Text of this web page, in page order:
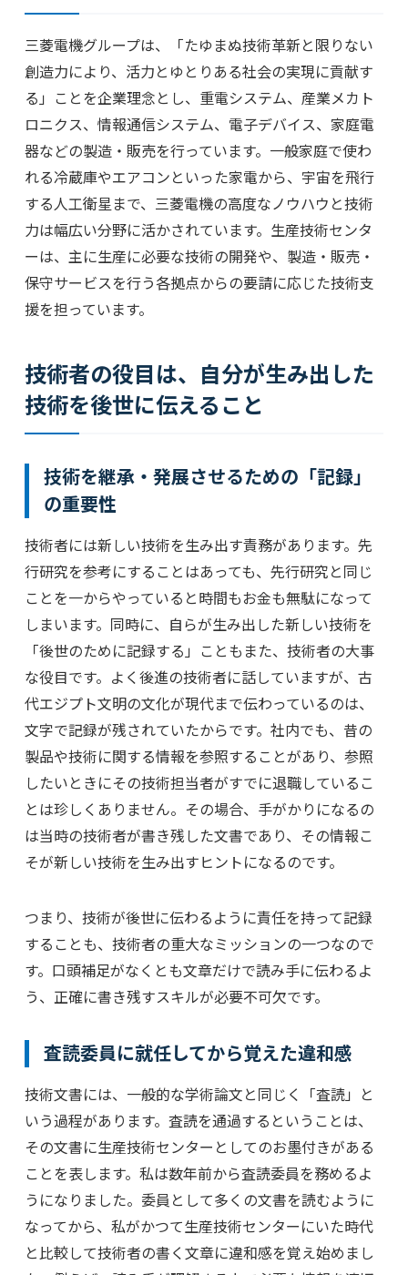
三菱電機グループは、「たゆまぬ技術革新と限りない
創造力により、活力とゆとりある社会の実現に貢献す
る」ことを企業理念とし、重電システム、産業メカト
ロニクス、情報通信システム、電子デバイス、家庭電
器などの製造・販売を行っています。一般家庭で使わ
れる冷蔵庫やエアコンといった家電から、宇宙を飛行
する人工衛星まで、三菱電機の高度なノウハウと技術
力は幅広い分野に活かされています。生産技術センタ
ーは、主に生産に必要な技術の開発や、製造・販売・
保守サービスを行う各拠点からの要請に応じた技術支
援を担っています。
技術者の役目は、自分が生み出した
技術を後世に伝えること
技術を継承・発展させるための「記録」
の重要性
技術者には新しい技術を生み出す責務があります。先
行研究を参考にすることはあっても、先行研究と同じ
ことを一からやっていると時間もお金も無駄になって
しまいます。同時に、自らが生み出した新しい技術を
「後世のために記録する」こともまた、技術者の大事
な役目です。よく後進の技術者に話していますが、古
代エジプト文明の文化が現代まで伝わっているのは、
文字で記録が残されていたからです。社内でも、昔の
製品や技術に関する情報を参照することがあり、参照
したいときにその技術担当者がすでに退職しているこ
とは珍しくありません。その場合、手がかりになるの
は当時の技術者が書き残した文書であり、その情報こ
そが新しい技術を生み出すヒントになるのです。
つまり、技術が後世に伝わるように責任を持って記録
することも、技術者の重大なミッションの一つなので
す。口頭補足がなくとも文章だけで読み手に伝わるよ
う、正確に書き残すスキルが必要不可欠です。
査読委員に就任してから覚えた違和感
技術文書には、一般的な学術論文と同じく「査読」と
いう過程があります。査読を通過するということは、
その文書に生産技術センターとしてのお墨付きがある
ことを表します。私は数年前から査読委員を務めるよ
うになりました。委員として多くの文書を読むように
なってから、私がかつて生産技術センターにいた時代
と比較して技術者の書く文章に違和感を覚え始めまし